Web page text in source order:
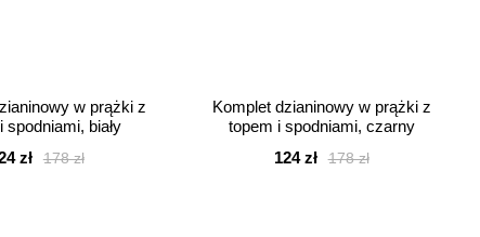
w prążki z
spodniami, biały
178 zł
zł
Komplet dzianinowy w prążki z
topem i spodniami, czarny
178 zł
124 zł